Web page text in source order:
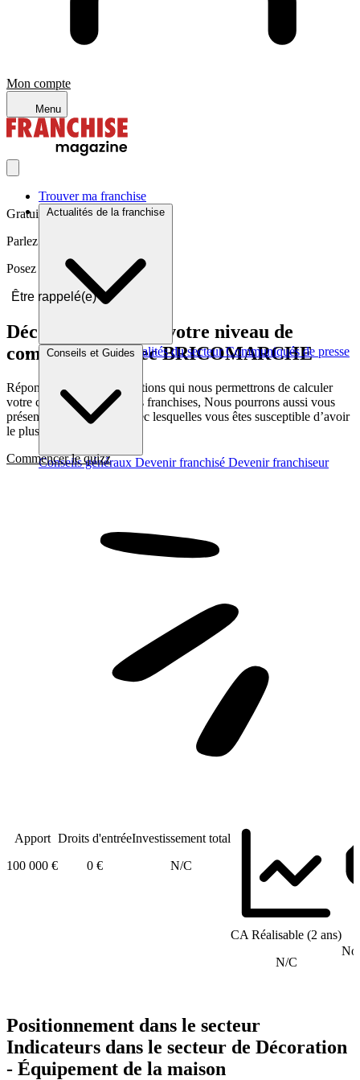
Mon compte
Menu
Trouver ma franchise
Actualités de la franchise
Brèves et actus Actualités du secteur Communiqués de presse
Conseils et Guides
Conseils généraux Devenir franchisé Devenir franchiseur
Gratuit et sans engagement
Parlez à un expert
Posez vos questions en direct.
Être rappelé(e)
Découvrez quel est votre niveau de
compatibilité avec BRICOMARCHE
Répondez a quelques questions qui nous permettrons de calculer
votre compatibilité avec les franchises, Nous pourrons aussi vous
présenter les franchises avec lesquelles vous êtes susceptible d’avoir
le plus d’affinité
Commencer le quizz
Apport
100 000 €
Droits d'entrée
0 €
Investissement total
N/C
CA Réalisable (2 ans)
N/C
Positionnement dans le secteur
Indicateurs dans le secteur de Décoration
- Équipement de la maison